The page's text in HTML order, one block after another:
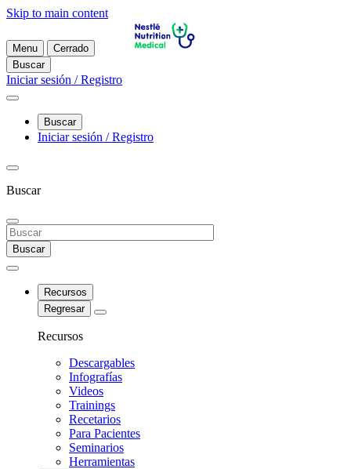
Skip to main content
Menu
Cerrado
Buscar
Iniciar sesión / Registro
Buscar
Iniciar sesión / Registro
Buscar
Buscar
Recursos
Regresar
Recursos
Descargables
Infografías
Videos
Trainings
Recetarios
Para Pacientes
Seminarios
Herramientas